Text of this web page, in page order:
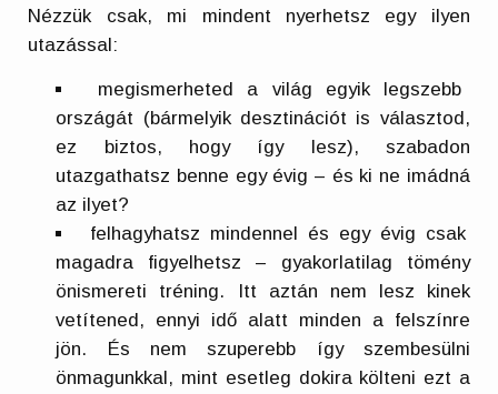
Nézzük csak, mi mindent nyerhetsz egy ilyen
utazással:
megismerheted a világ egyik legszebb
országát (bármelyik desztinációt is választod,
ez biztos, hogy így lesz), szabadon
utazgathatsz benne egy évig – és ki ne imádná
az ilyet?
felhagyhatsz mindennel és egy évig csak
magadra figyelhetsz – gyakorlatilag tömény
önismereti tréning. Itt aztán nem lesz kinek
vetítened, ennyi idő alatt minden a felszínre
jön. És nem szuperebb így szembesülni
önmagunkkal, mint esetleg dokira költeni ezt a